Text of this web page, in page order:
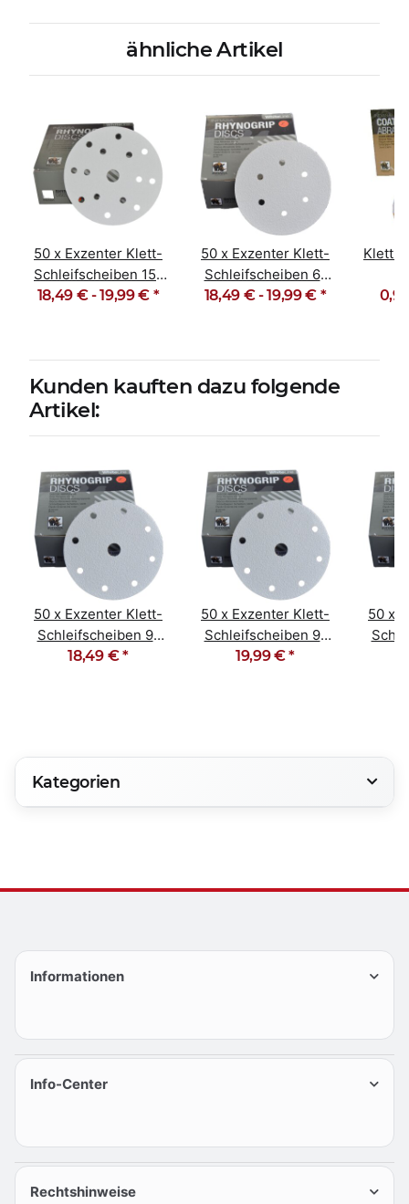
ähnliche Artikel
50 x Exzenter Klett-
Schleifscheiben 15-
Loch Korn 40-600
18,49 € -19,99 € *
50 x Exzenter Klett-
Schleifscheiben 6-
Loch Korn 40-600
18,49 € -19,99 € *
Klett
Kunden kauften dazu folgende
Artikel:
50 x Exzenter Klett-
Schleifscheiben 9-
Loch Korn 120
18,49 €*
50 x Exzenter Klett-
Schleifscheiben 9-
Loch Korn 40
19,99 €*
50 x
Kategorien
Informationen
Info-Center
Rechtshinweise